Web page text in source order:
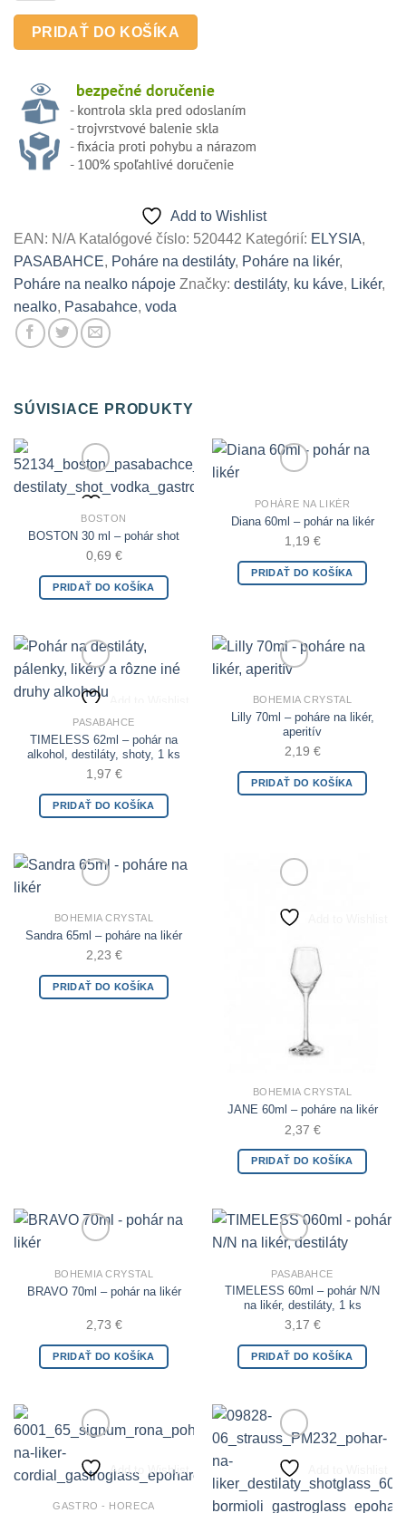
likér,
vodu
ku
káve,
1
PRIDAŤ DO KOŠÍKA
Add to Wishlist
EAN: N/A Katalógové číslo: 520442 Kategórií: ELYSIA,
PASABAHCE, Poháre na destiláty, Poháre na likér,
Poháre na nealko nápoje Značky: destiláty, ku káve, Likér,
nealko, Pasabahce, voda
SÚVISIACE PRODUKTY
BOSTON
BOSTON 30 ml – pohár shot
0,69 €
PRIDAŤ DO KOŠÍKA
Add to Wishlist
POHÁRE NA LIKÉR
Diana 60ml – pohár na likér
1,19 €
PRIDAŤ DO KOŠÍKA
PASABAHCE
TIMELESS 62ml – pohár na
alkohol, destiláty, shoty, 1 ks
1,97 €
PRIDAŤ DO KOŠÍKA
Add to Wishlist
BOHEMIA CRYSTAL
Lilly 70ml – poháre na likér,
aperitív
2,19 €
PRIDAŤ DO KOŠÍKA
Add to Wishlist
BOHEMIA CRYSTAL
Sandra 65ml – poháre na likér
2,23 €
PRIDAŤ DO KOŠÍKA
BOHEMIA CRYSTAL
JANE 60ml – poháre na likér
2,37 €
PRIDAŤ DO KOŠÍKA
Add to Wishlist
BOHEMIA CRYSTAL
BRAVO 70ml – pohár na likér
2,73 €
PRIDAŤ DO KOŠÍKA
Add to Wishlist
PASABAHCE
TIMELESS 60ml – pohár N/N
na likér, destiláty, 1 ks
3,17 €
PRIDAŤ DO KOŠÍKA
Add to Wishlist
GASTRO - HORECA